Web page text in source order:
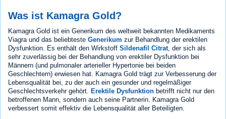
Was ist Kamagra Gold?
Kamagra Gold ist ein Generikum des weltweit bekannten Medikaments
Viagra und das beliebteste Generikum zur Behandlung der erektilen
Dysfunktion. Es enthält den Wirkstoff Sildenafil Citrat, der sich als
sehr zuverlässig bei der Behandlung von erektiler Dysfunktion bei
Männern (und pulmonaler arterieller Hypertonie bei beiden
Geschlechtern) erwiesen hat. Kamagra Gold trägt zur Verbesserung der
Lebensqualität bei, zu der auch ein gesunder und regelmäßiger
Geschlechtsverkehr gehört. Erektile Dysfunktion betrifft nicht nur den
betroffenen Mann, sondern auch seine Partnerin. Kamagra Gold
verbessert somit effektiv die Lebensqualität aller Beteiligten.